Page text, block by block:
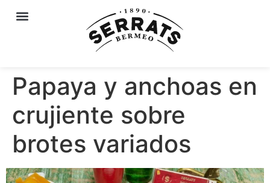
Papaya y anchoas en
crujiente sobre
brotes variados